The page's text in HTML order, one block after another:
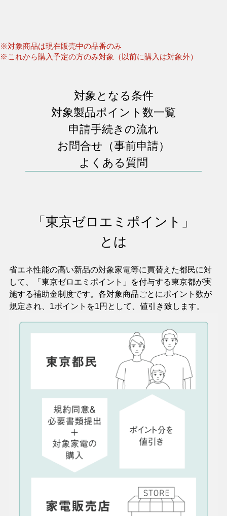
※対象商品は現在販売中の品番のみ
※これから購入予定の方のみ対象（以前に購入は対象外）
対象となる条件
対象製品ポイント数一覧
申請手続きの流れ
お問合せ（事前申請）
よくある質問
「東京ゼロエミポイント」
とは
省エネ性能の高い新品の対象家電等に買替えた都民に対
して、「東京ゼロエミポイント」を付与する東京都が実
施する補助金制度です。各対象商品ごとにポイント数が
規定され、1ポイントを1円として、値引き致します。